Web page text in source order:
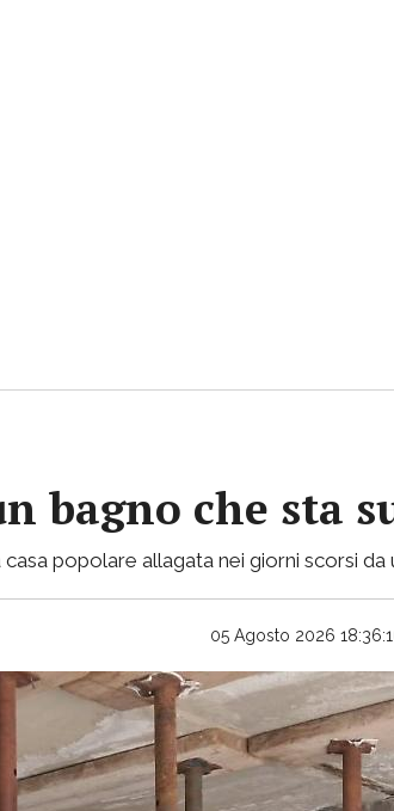
bagno che sta
popolare allagata nei giorni scorsi
05 Agosto 2026